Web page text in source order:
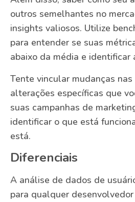
outros semelhantes no
insights valiosos. Utilize
para entender se suas
abaixo da média e identificar
Tente vincular mudanças
alterações específicas que
suas campanhas de
identificar o que está
está.
Diferenciais
A análise de dados de
para qualquer